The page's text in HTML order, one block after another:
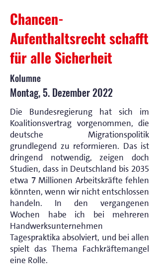
Chancen-
Aufenthaltsrecht schafft
für alle Sicherheit
Kolumne
Montag, 5. Dezember 2022
Die Bundesregierung hat sich im
Koalitionsvertrag vorgenommen, die
deutsche Migrationspolitik
grundlegend zu reformieren. Das ist
dringend notwendig, zeigen doch
Studien, dass in Deutschland bis 2035
etwa 7 Millionen Arbeitskräfte fehlen
könnten, wenn wir nicht entschlossen
handeln. In den vergangenen
Wochen habe ich bei mehreren
Handwerksunternehmen
Tagespraktika absolviert, und bei allen
spielt das Thema Fachkräftemangel
eine Rolle.